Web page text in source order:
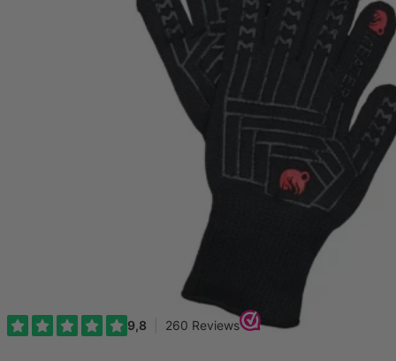
Meater Handschoenen
Bescherming tot hoge temperaturen